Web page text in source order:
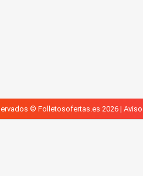
© Folletosofertas.es 2026 | Aviso